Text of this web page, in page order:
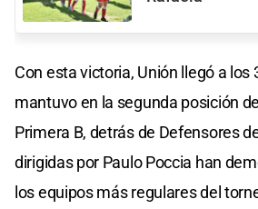
Con esta victoria, Unión llegó a los
mantuvo en la segunda posición
Primera B, detrás de Defensores
dirigidas por Paulo Poccia han
los equipos más regulares del